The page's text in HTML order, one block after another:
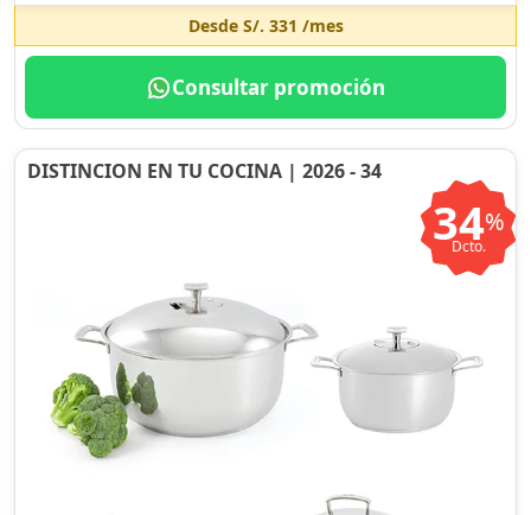
Desde S/. 331 /mes
Consultar promoción
DISTINCION EN TU COCINA | 2026 - 34
34%
Dcto.